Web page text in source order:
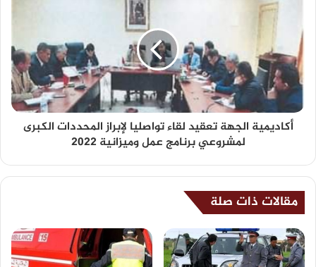
أكاديمية الجهة تعقيد لقاء تواصليا لإبراز المحددات الكبرى
لمشروعي برنامج عمل وميزانية 2022
مقالات ذات صلة